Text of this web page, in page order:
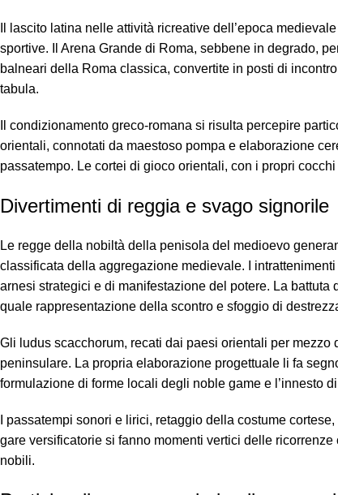
Il lascito latina nelle attività ricreative dell’epoca
sportive. Il Arena Grande di Roma, sebbene in degrado,
balneari della Roma classica, convertite in posti di
tabula.
Il condizionamento greco-romana si risulta percepire
orientali, connotati da maestoso pompa e elaborazione
passatempo. Le cortei di gioco orientali, con i propri
Divertimenti di reggia e svago signorile
Le regge della nobiltà della penisola del medioevo
classificata della aggregazione medievale. I
arnesi strategici e di manifestazione del potere. La
quale rappresentazione della scontro e sfoggio di
Gli ludus scacchorum, recati dai paesi orientali per
peninsulare. La propria elaborazione progettuale li fa
formulazione di forme locali degli noble game e l’innesto
I passatempi sonori e lirici, retaggio della costume
gare versificatorie si fanno momenti vertici delle
nobili.